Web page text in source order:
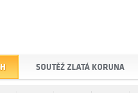
SOUTĚŽ ZLATÁ KORUNA